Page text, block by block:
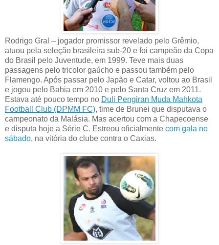
Rodrigo Gral – jogador promissor revelado pelo Grêmio,
atuou pela seleção brasileira sub-20 e foi campeão da Copa
do Brasil pelo Juventude, em 1999. Teve mais duas
passagens pelo tricolor gaúcho e passou também pelo
Flamengo. Após passar pelo Japão e Catar, voltou ao Brasil
e jogou pelo Bahia em 2010 e pelo Santa Cruz em 2011.
Estava até pouco tempo no Duli Pengiran Muda Mahkota
Football Club (DPMM FC), time de Brunei que disputava o
campeonato da Malásia. Mas acertou com a Chapecoense
e disputa hoje a Série C. Estreou oficialmente com gala no
sábado, na vitória do clube contra o Caxias.